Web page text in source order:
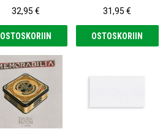
32,95 €
OSTOSKORIIN
31,95 €
OSTOSKORIIN